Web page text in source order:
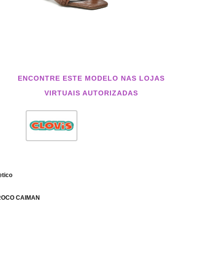
ENCONTRE ESTE MODELO NAS LOJAS
VIRTUAIS AUTORIZADAS
CAIMAN